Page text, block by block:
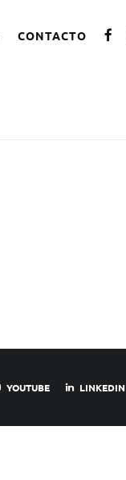
CONTACTO
YOUTUBE LINKEDIN